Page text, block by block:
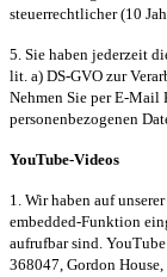
steuerrechtlicher (10
5. Sie haben jederzeit
lit. a) DS-GVO zur
Nehmen Sie per E-Mail
personenbezogenen
YouTube-Videos
1. Wir haben auf
embedded-Funktion
aufrufbar sind.
368047, Gordon